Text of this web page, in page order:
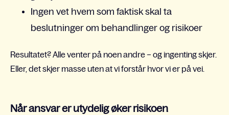
Ingen vet hvem som faktisk skal ta
beslutninger om behandlinger og risikoer
Resultatet? Alle venter på noen andre – og ingenting skjer.
Eller, det skjer masse uten at vi forstår hvor vi er på vei.
Når ansvar er utydelig øker risikoen